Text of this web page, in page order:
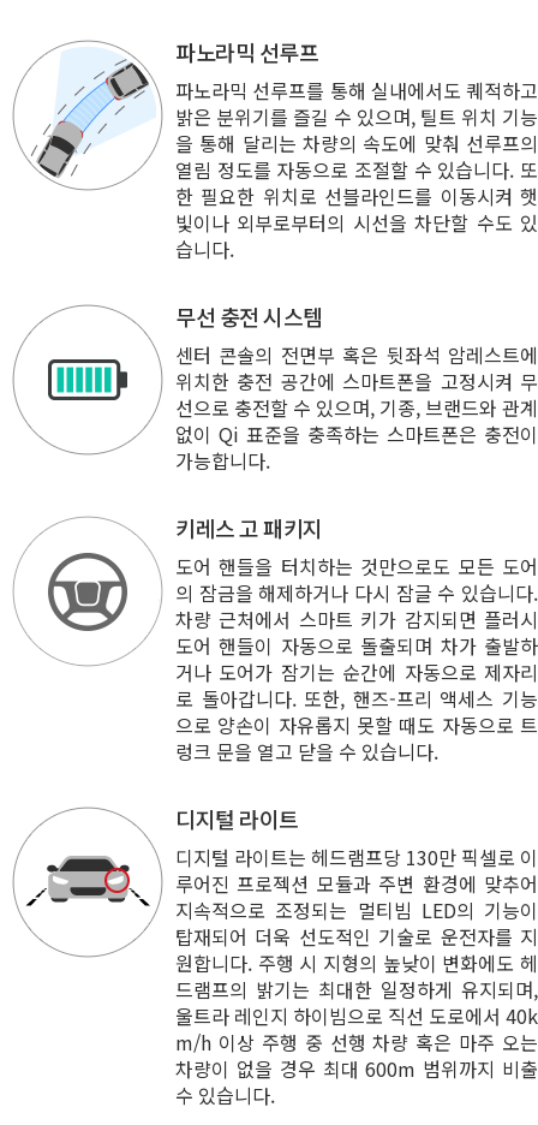
파노라믹 선루프
파노라믹 선루프를 통해 실내에서도 퀘적하고
밝은 분위기를 즐길 수 있으며, 틸트 위치 기능
을 통해 달리는 차량의 속도에 맞춰 선루프의
열림 정도를 자동으로 조절할 수 있습니다. 또
한 필요한 위치로 선블라인드를 이동시켜 햇
빛이나 외부로부터의 시선을 차단할 수도 있
습니다.
무선 충전 시스템
센터 콘솔의 전면부 혹은 뒷좌석 암레스트에
위치한 충전 공간에 스마트폰을 고정시켜 무
선으로 충전할 수 있으며, 기종, 브랜드와 관계
없이 Qi 표준을 충족하는 스마트폰은 충전이
가능합니다.
키레스 고 패키지
도어 핸들을 터치하는 것만으로도 모든 도어
의 잠금을 해제하거나 다시 잠글 수 있습니다.
차량 근처에서 스마트 키가 감지되면 플러시
도어 핸들이 자동으로 돌출되며 차가 출발하
거나 도어가 잠기는 순간에 자동으로 제자리
로 돌아갑니다. 또한, 핸즈-프리 액세스 기능
으로 양손이 자유롭지 못할 때도 자동으로 트
렁크 문을 열고 닫을 수 있습니다.
디지털 라이트
디지털 라이트는 헤드램프당 130만 픽셀로 이
루어진 프로젝션 모듈과 주변 환경에 맞추어
지속적으로 조정되는 멀티빔 LED의 기능이
탑재되어 더욱 선도적인 기술로 운전자를 지
원합니다. 주행 시 지형의 높낮이 변화에도 헤
드램프의 밝기는 최대한 일정하게 유지되며,
울트라 레인지 하이빔으로 직선 도로에서 40k
m/h 이상 주행 중 선행 차량 혹은 마주 오는
차량이 없을 경우 최대 600m 범위까지 비출
수 있습니다.